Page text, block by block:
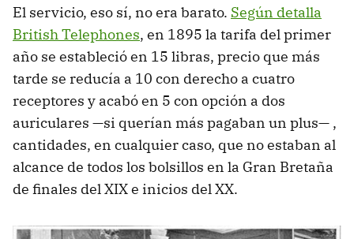
El servicio, eso sí, no era barato. Según detalla
British Telephones, en 1895 la tarifa del primer
año se estableció en 15 libras, precio que más
tarde se reducía a 10 con derecho a cuatro
receptores y acabó en 5 con opción a dos
auriculares —si querían más pagaban un plus— ,
cantidades, en cualquier caso, que no estaban al
alcance de todos los bolsillos en la Gran Bretaña
de finales del XIX e inicios del XX.